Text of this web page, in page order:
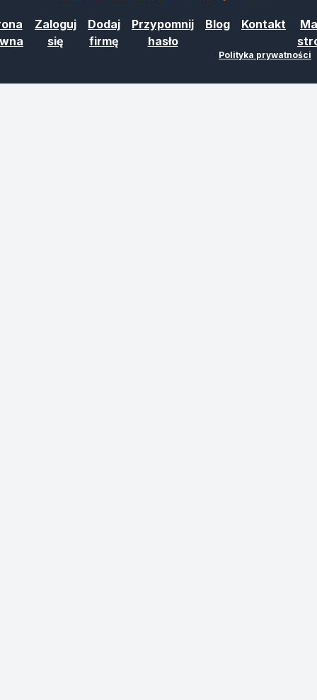
Zaloguj
się
Dodaj
firmę
Przypomnij
hasło
Blog Kontakt
Polityka prywatności